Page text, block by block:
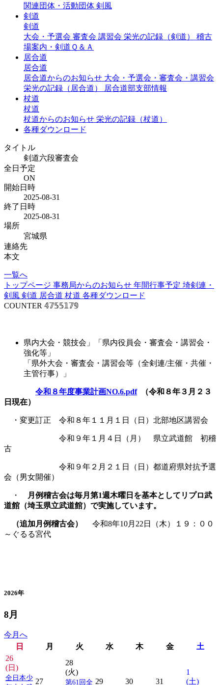
関連団体・活動団体 剣風
剣道
剣道
大会・予選会 審査会 講習会 栄光の記録（剣道） 稽古
場案内・剣道Ｑ＆Ａ
居合道
居合道
居合道からのお知らせ 大会・予選会・審査会・講習会
栄光の記録（居合道）
居合道部支部情報
杖道
杖道
杖道からのお知らせ 栄光の記録（杖道）
各種ダウンロード
タイトル
剣道六段審査会
全日予定
ON
開始日時
2025-08-31
終了日時
2025-08-31
場所
宮城県
連絡先
本文
一覧へ
トップページ 事務局からのお知らせ 年間行事予定 埼剣連・
剣風 剣道 居合道 杖道 各種ダウンロード
COUNTER 𝟜𝟟𝟝𝟝𝟙𝟟𝟡
県内大会・競技会」「県内役員会・審査会・講習会・
強化等」
「県外大会・審査会・講習会等（全剣連/主催・共催・
主管行事）」
令和８年度事業計画NO.6.pdf（令和８年３月２３
日現在）
・変更訂正 令和８年１１月１日（日）北部地区講習会
令和９年１月４日（月） 県立武道館 初稽
古
令和９年２月２１日（日）都道府県対抗予選
会（男女開催）
・
月例稽古会は毎月第1週木曜日を基本としてリプロ武
道館（埼玉県立武道館）で実施しています。
（追加月例稽古会） 令和8年10月22日（木）１９：００
～ぐるる宮代
2026年
8月
今月へ
日
月 火 水 木 金
土
26
(日)
全日本少 27
28
(火)
第61回全 29 30 31
1
(土)